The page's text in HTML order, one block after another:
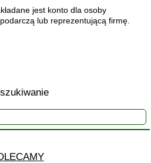
jest konto dla osoby
lub reprezentującą firmę.